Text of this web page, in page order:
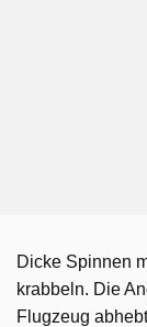
Dicke Spinnen
krabbeln. Die
Flugzeug